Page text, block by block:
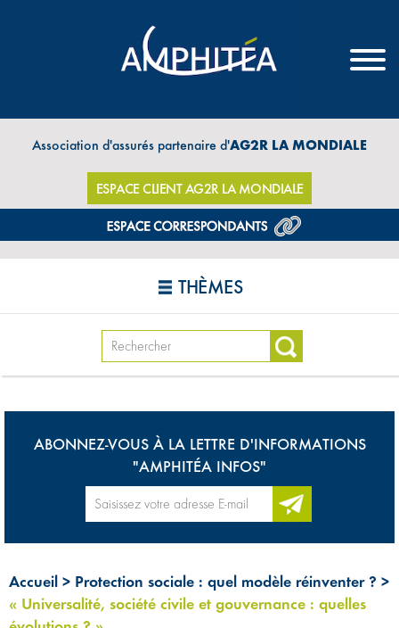
Association d'assurés partenaire d'AG2R LA MONDIALE
ESPACE CLIENT AG2R LA MONDIALE
THÈMES
ABONNEZ-VOUS À LA LETTRE D'INFORMATIONS
"AMPHITÉA INFOS"
Accueil > Protection sociale : quel modèle réinventer ? >
« Universalité, société civile et gouvernance : quelles